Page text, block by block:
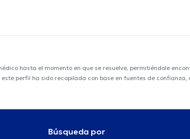
hasta el momento en que se resuelve, permitiéndole
perfil ha sido recopilada con base en fuentes de confianza,
Búsqueda por